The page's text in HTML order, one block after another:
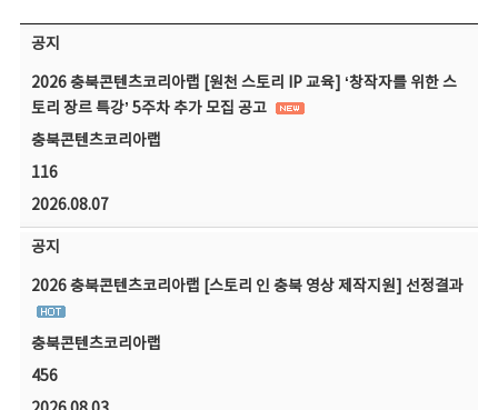
공지사항 목록 - 번호, 제목, 작성자, 파일, 조회수, 작성일 정보 제공
공지
2026 충북콘텐츠코리아랩 [원천 스토리 IP 교육] ‘창작자를 위한 스
토리 장르 특강’ 5주차 추가 모집 공고
충북콘텐츠코리아랩
116
2026.08.07
공지
2026 충북콘텐츠코리아랩 [스토리 인 충북 영상 제작지원] 선정결과
충북콘텐츠코리아랩
456